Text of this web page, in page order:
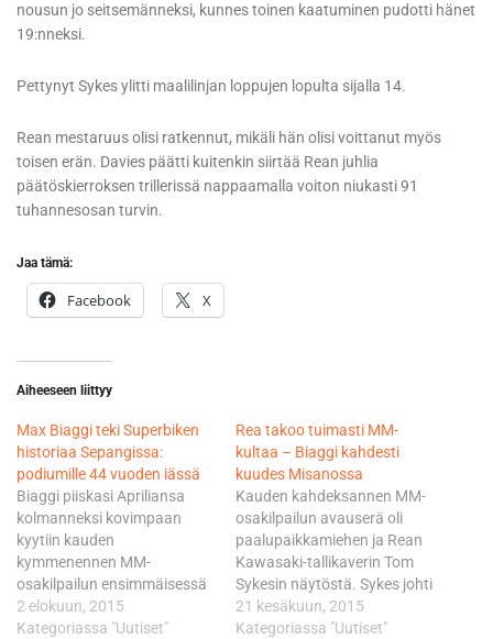
nousun jo seitsemänneksi, kunnes toinen kaatuminen pudotti hänet
19:nneksi.
Pettynyt Sykes ylitti maalilinjan loppujen lopulta sijalla 14.
Rean mestaruus olisi ratkennut, mikäli hän olisi voittanut myös
toisen erän. Davies päätti kuitenkin siirtää Rean juhlia
päätöskierroksen trillerissä nappaamalla voiton niukasti 91
tuhannesosan turvin.
Jaa tämä:
Facebook X
Aiheeseen liittyy
Max Biaggi teki Superbiken
historiaa Sepangissa:
podiumille 44 vuoden iässä
Biaggi piiskasi Apriliansa
kolmanneksi kovimpaan
kyytiin kauden
kymmenennen MM-
osakilpailun ensimmäisessä
kisaerässä Sepangin radalla.
Podiumsijoitus oli pitkän
2 elokuun, 2015
Kategoriassa "Uutiset"
Rea takoo tuimasti MM-
kultaa – Biaggi kahdesti
kuudes Misanossa
Kauden kahdeksannen MM-
osakilpailun avauserä oli
paalupaikkamiehen ja Rean
Kawasaki-tallikaverin Tom
Sykesin näytöstä. Sykes johti
21 kierroksen kisaa alusta
loppuun tervehtien
21 kesäkuun, 2015
Kategoriassa "Uutiset"